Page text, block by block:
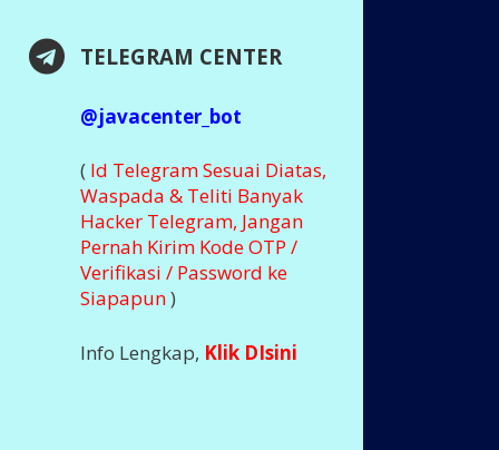
TELEGRAM CENTER
@javacenter_bot
( Id Telegram Sesuai Diatas,
Waspada & Teliti Banyak
Hacker Telegram, Jangan
Pernah Kirim Kode OTP /
Verifikasi / Password ke
Siapapun)
Info Lengkap, Klik DIsini